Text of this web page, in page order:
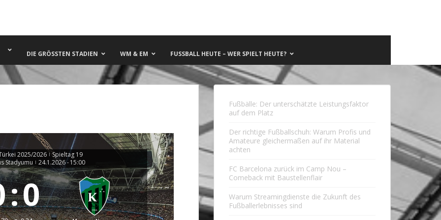
DIE GRÖSSTEN STADIEN WM & EM FUSSBALL HEUTE – WER SPIELT HEUTE?
2025/2026 | Spieltag 19
Stadyumu | 24.1.2026- 15:00
:0
Fußbälle: Der unterschätzte Leistungsfaktor
auf dem Platz
Der richtige Fußballschuh: Warum Profis und
Amateure gleichermaßen auf ihr Material
achten
FC Barcelona zurück im Camp Nou –
Comeback mit Baustellenflair
Warum Streamingdienste die Zukunft des
Fußballerlebnisses sind